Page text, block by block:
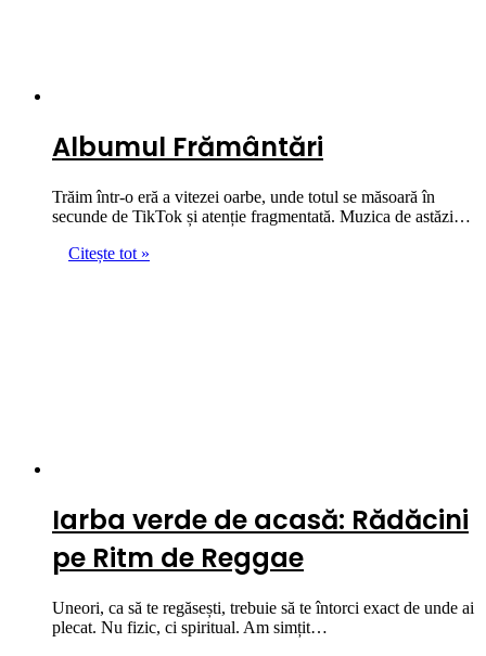
Albumul Frământări
Trăim într-o eră a vitezei oarbe, unde totul se măsoară în
secunde de TikTok și atenție fragmentată. Muzica de astăzi…
Citește tot »
Iarba verde de acasă: Rădăcini
pe Ritm de Reggae
Uneori, ca să te regăsești, trebuie să te întorci exact de unde ai
plecat. Nu fizic, ci spiritual. Am simțit…